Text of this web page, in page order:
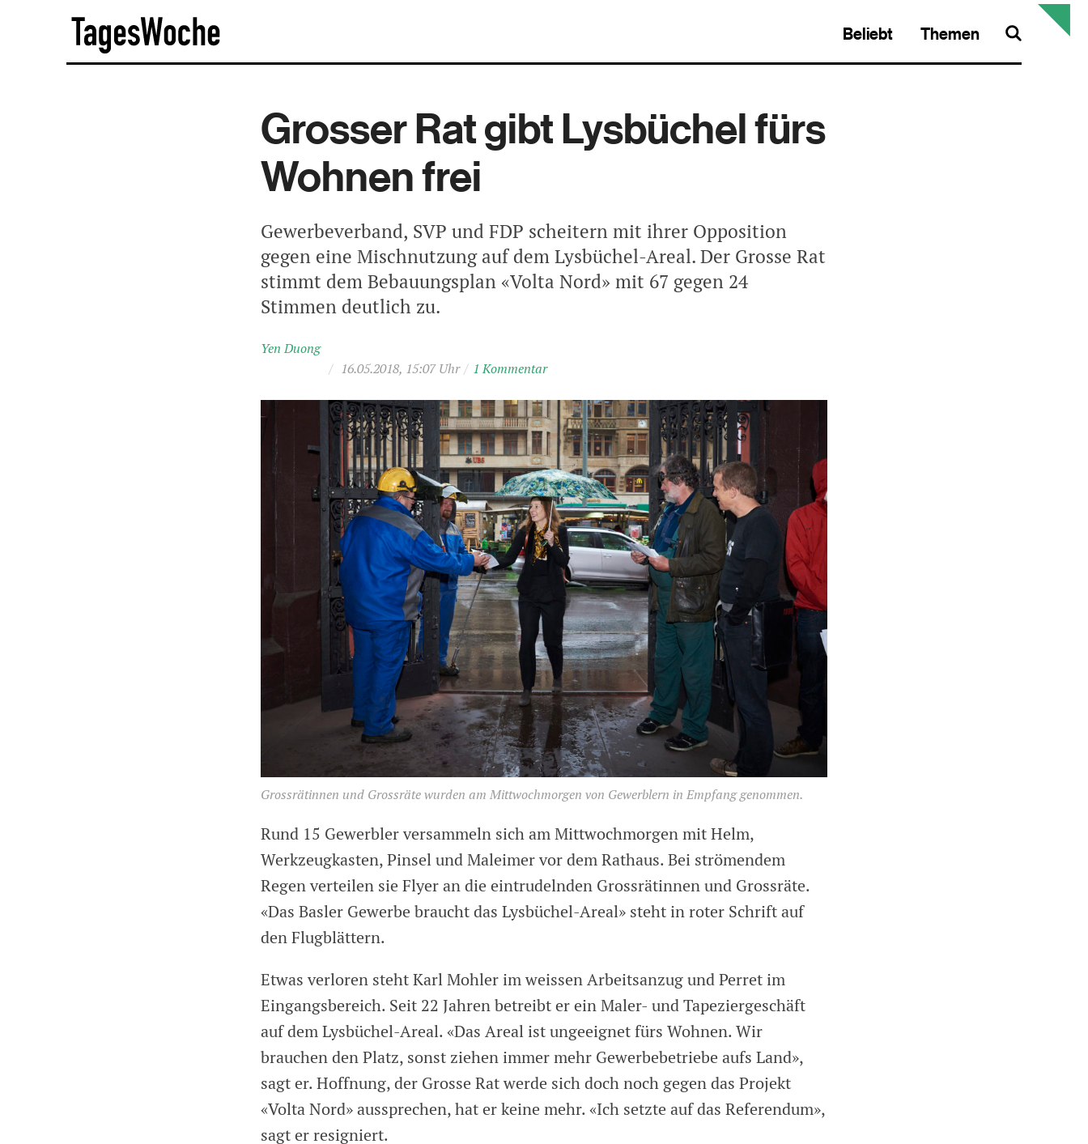
Beliebt Themen
Grosser Rat gibt Lysbüchel fürs
Wohnen frei
Gewerbeverband, SVP und FDP scheitern mit ihrer Opposition
gegen eine Mischnutzung auf dem Lysbüchel-Areal. Der Grosse Rat
stimmt dem Bebauungsplan «Volta Nord» mit 67 gegen 24
Stimmen deutlich zu.
Yen Duong
/ 16.05.2018, 15:07 Uhr / 1 Kommentar
Grossrätinnen und Grossräte wurden am Mittwochmorgen von Gewerblern in Empfang genommen.
Rund 15 Gewerbler versammeln sich am Mittwochmorgen mit Helm,
Werkzeugkasten, Pinsel und Maleimer vor dem Rathaus. Bei strömendem
Regen verteilen sie Flyer an die eintrudelnden Grossrätinnen und Grossräte.
«Das Basler Gewerbe braucht das Lysbüchel-Areal» steht in roter Schrift auf
den Flugblättern.
Etwas verloren steht Karl Mohler im weissen Arbeitsanzug und Perret im
Eingangsbereich. Seit 22 Jahren betreibt er ein Maler- und Tapeziergeschäft
auf dem Lysbüchel-Areal. «Das Areal ist ungeeignet fürs Wohnen. Wir
brauchen den Platz, sonst ziehen immer mehr Gewerbebetriebe aufs Land»,
sagt er. Hoffnung, der Grosse Rat werde sich doch noch gegen das Projekt
«Volta Nord» aussprechen, hat er keine mehr. «Ich setzte auf das Referendum»,
sagt er resigniert.